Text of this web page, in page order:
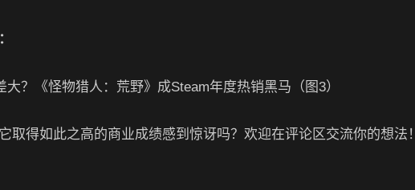
取得如此之高的商业成绩感到惊讶吗？欢迎在评论区交流你的想法！